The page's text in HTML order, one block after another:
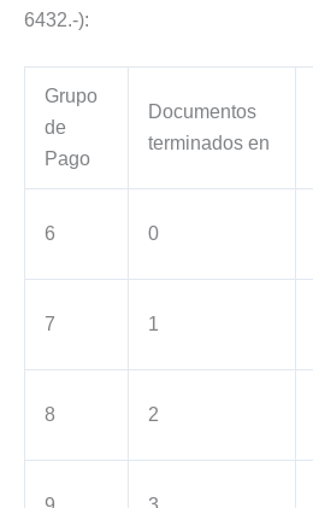
6432.-):
Grupo
de
Pago
Documentos
terminados en
6 0
7 1
8 2